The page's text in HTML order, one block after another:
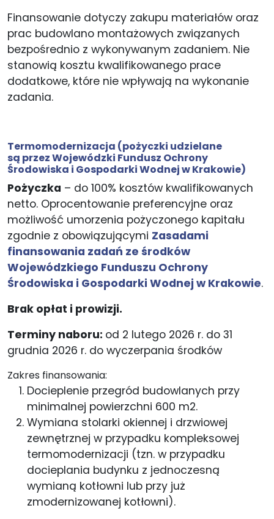
Finansowanie dotyczy zakupu materiałów oraz
prac budowlano montażowych związanych
bezpośrednio z wykonywanym zadaniem. Nie
stanowią kosztu kwalifikowanego prace
dodatkowe, które nie wpływają na wykonanie
zadania.
Termomodernizacja (pożyczki udzielane
są przez Wojewódzki Fundusz Ochrony
Środowiska i Gospodarki Wodnej w Krakowie)
Pożyczka – do 100% kosztów kwalifikowanych
netto. Oprocentowanie preferencyjne oraz
możliwość umorzenia pożyczonego kapitału
zgodnie z obowiązującymi Zasadami
finansowania zadań ze środków
Wojewódzkiego Funduszu Ochrony
Środowiska i Gospodarki Wodnej w Krakowie.
Brak opłat i prowizji.
Terminy naboru: od 2 lutego 2026 r. do 31
grudnia 2026 r. do wyczerpania środków
Zakres finansowania:
Docieplenie przegród budowlanych przy
minimalnej powierzchni 600 m2.
Wymiana stolarki okiennej i drzwiowej
zewnętrznej w przypadku kompleksowej
termomodernizacji (tzn. w przypadku
docieplania budynku z jednoczesną
wymianą kotłowni lub przy już
zmodernizowanej kotłowni).